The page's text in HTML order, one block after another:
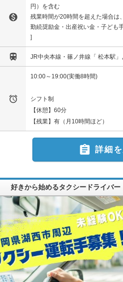

円）を含む
残業時間が20時間を超えた場合は
勤続奨励金・出産祝い金・子ども
 JR中央本線・篠ノ井線「 松本駅

10:00～19:00(実働8時間)
シフト制
【休憩】60分
【残業】有（月10時間ほど）
 詳細
好きから始めるタクシードライバ